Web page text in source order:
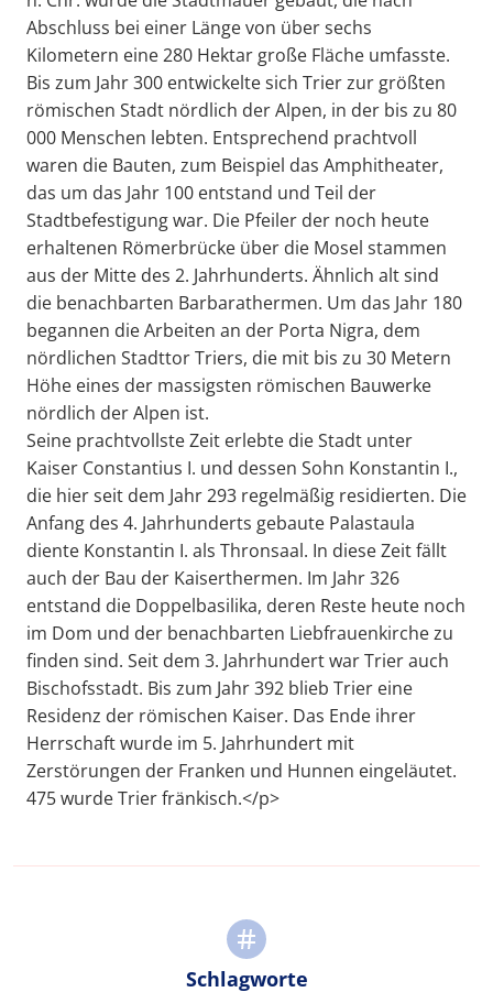
Abschluss bei einer Länge von über sechs
Kilometern eine 280 Hektar große Fläche umfasste.
Bis zum Jahr 300 entwickelte sich Trier zur größten
römischen Stadt nördlich der Alpen, in der bis zu 80
000 Menschen lebten. Entsprechend prachtvoll
waren die Bauten, zum Beispiel das Amphitheater,
das um das Jahr 100 entstand und Teil der
Stadtbefestigung war. Die Pfeiler der noch heute
erhaltenen Römerbrücke über die Mosel stammen
aus der Mitte des 2. Jahrhunderts. Ähnlich alt sind
die benachbarten Barbarathermen. Um das Jahr 180
begannen die Arbeiten an der Porta Nigra, dem
nördlichen Stadttor Triers, die mit bis zu 30 Metern
Höhe eines der massigsten römischen Bauwerke
nördlich der Alpen ist.
Seine prachtvollste Zeit erlebte die Stadt unter
Kaiser Constantius I. und dessen Sohn Konstantin I.,
die hier seit dem Jahr 293 regelmäßig residierten. Die
Anfang des 4. Jahrhunderts gebaute Palastaula
diente Konstantin I. als Thronsaal. In diese Zeit fällt
auch der Bau der Kaiserthermen. Im Jahr 326
entstand die Doppelbasilika, deren Reste heute noch
im Dom und der benachbarten Liebfrauenkirche zu
finden sind. Seit dem 3. Jahrhundert war Trier auch
Bischofsstadt. Bis zum Jahr 392 blieb Trier eine
Residenz der römischen Kaiser. Das Ende ihrer
Herrschaft wurde im 5. Jahrhundert mit
Zerstörungen der Franken und Hunnen eingeläutet.
475 wurde Trier fränkisch.</p>
Schlagworte